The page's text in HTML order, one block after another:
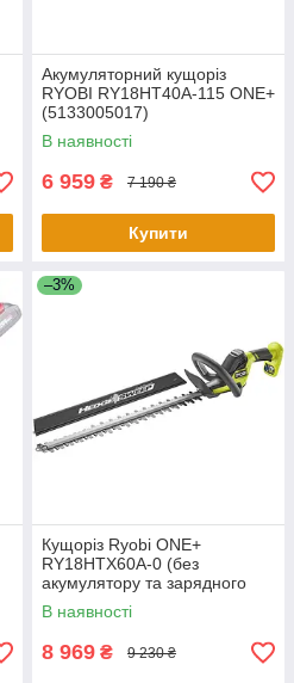
Акумуляторний кущоріз
RYOBI RY18HT40A-115 ONE+
(5133005017)
В наявності
6 959 ₴ 7 190 ₴
Купити
–3%
Кущоріз Ryobi ONE+
RY18HTX60A-0 (без
акумулятору та зарядного
пристрою)
В наявності
8 969 ₴ 9 230 ₴